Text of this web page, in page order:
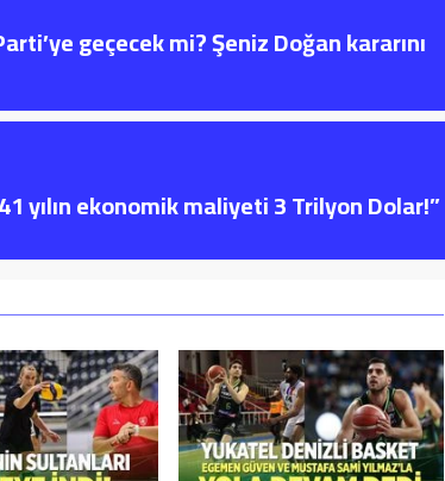
geçecek mi? Şeniz Doğan kararını
yılın ekonomik maliyeti 3 Trilyon Dolar!”